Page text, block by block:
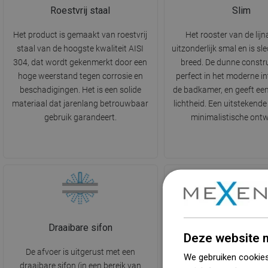
Roestvrij staal
Het product is gemaakt van roestvrij
staal van de hoogste kwaliteit AISI
304, dat wordt gekenmerkt door een
hoge weerstand tegen corrosie en
beschadigingen. Het is een solide
materiaal dat jarenlang betrouwbaar
gebruik garandeert.
Slim
Het rooster van de
uitzonderlijk smal en is
breed. De dunne
perfect in het moderne
de badkamer, en geeft
lichtheid. Een
minimalistische
Draaibare sifon
De afvoer is uitgerust met een
draaibare sifon (in een bereik van
De afvoer is uitgerust
Deze website
We gebruiken